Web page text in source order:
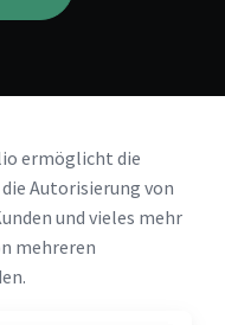
ermöglicht die
Autorisierung von
und vieles mehr
mehreren